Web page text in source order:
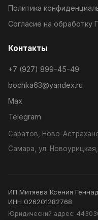
Политика
Согласие на обработку
Контакты
+7 (927) 899-45-49
bochka63@yandex.ru
Max
Telegram
Саратов, Ново-
Самара, ул.
ИП Митяева Ксения
ИНН 026201282768
Юридический адрес: